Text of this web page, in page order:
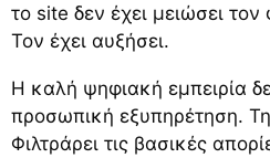
το site δεν έχει μειώσει τον
Τον έχει αυξήσει.
Η καλή ψηφιακή εμπειρία
προσωπική εξυπηρέτηση.
Φιλτράρει τις βασικές